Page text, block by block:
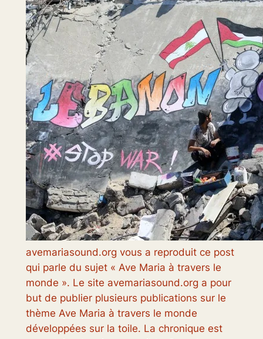
avemariasound.org vous a reproduit ce post
qui parle du sujet « Ave Maria à travers le
monde ». Le site avemariasound.org a pour
but de publier plusieurs publications sur le
thème Ave Maria à travers le monde
développées sur la toile. La chronique est